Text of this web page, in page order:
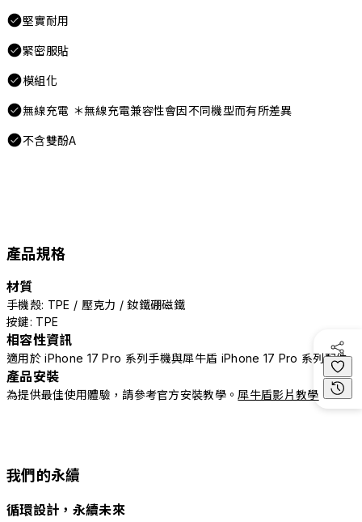
堅實耐用
緊密服貼
模組化
無線充電 ＊無線充電兼容性會因不同機型而有所差異
不含雙酚A
產品規格
材質
手機殼: TPE / 壓克力 / 釹鐵硼磁鐵
按鍵: TPE
相容性資訊
適用於 iPhone 17 Pro 系列手機與犀牛盾 iPhone 17 Pro 系列配件
產品安裝
為提供最佳使用體驗，請參考官方安裝教學。 犀牛盾影片教學
我們的永續
循環設計，永續未來